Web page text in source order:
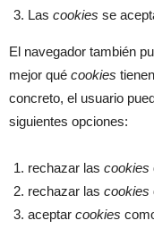
Las cookies se
El navegador también
mejor qué cookies
concreto, el usuario
siguientes opciones:
rechazar las cookies
rechazar las cookies
aceptar cookies